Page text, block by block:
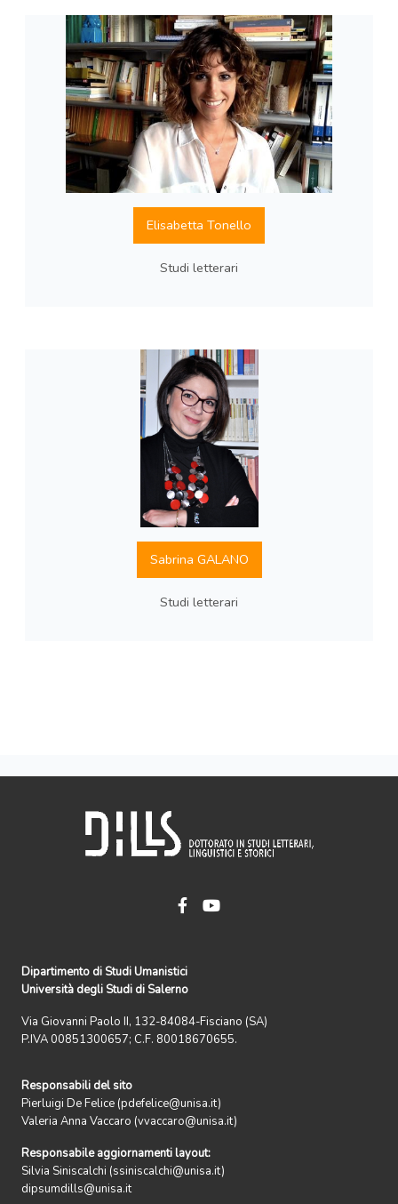
Elisabetta Tonello
Studi letterari
Sabrina GALANO
Studi letterari
Dipartimento di Studi Umanistici
Università degli Studi di Salerno
Via Giovanni Paolo II, 132-84084-Fisciano (SA)
P.IVA 00851300657; C.F. 80018670655.
Responsabili del sito
Pierluigi De Felice (pdefelice@unisa.it)
Valeria Anna Vaccaro (vvaccaro@unisa.it)
Responsabile aggiornamenti layout:
Silvia Siniscalchi (ssiniscalchi@unisa.it)
dipsumdills@unisa.it